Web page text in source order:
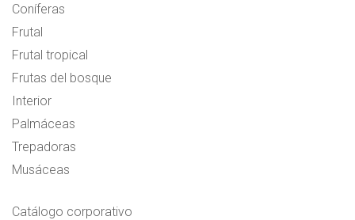
Coníferas
Frutal
Frutal tropical
Frutas del bosque
Interior
Palmáceas
Trepadoras
Musáceas
Catálogo corporativo